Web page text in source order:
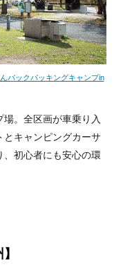
バックパッキングキャンプin
。全区画が車乗り入
とキャンピングカーサ
、初心者にも安心の環